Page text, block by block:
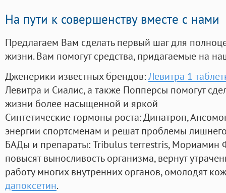
На пути к совершенству вместе с нами
Предлагаем Вам сделать первый шаг для
жизни. Вам помогут средства, придагаемые на
Дженерики известных брендов:Левитра 1
Левитра и Сиалис, а также Попперсы помогут
жизни более насыщенной и яркой
Синтетические гормоны роста: Динатроп,
энергии спортсменам и решат проблемы
БАДы и препараты:Tribulus terrestris, Мориамин
повысят выносливость организма, вернут
работу многих внутренних органов, омолодят
дапоксетин.